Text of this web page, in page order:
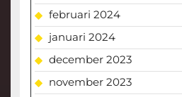
februari 2024
januari 2024
december 2023
november 2023